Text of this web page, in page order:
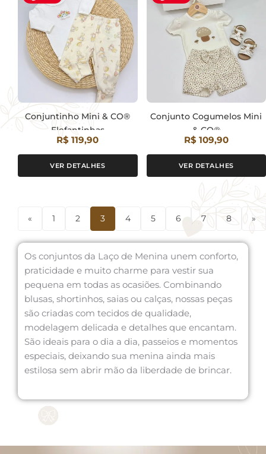
Conjuntinho Mini & CO®
Elefantinhas
R$ 119,90
VER DETALHES
Conjunto Cogumelos Mini
& CO®
R$ 109,90
VER DETALHES
« 1 2 3 4 5 6 7 8 »
Os conjuntos da Laço de Menina unem conforto,
praticidade e muito charme para vestir sua
pequena em todas as ocasiões. Combinando
blusas, shortinhos, saias ou calças, nossas peças
são criadas com tecidos de qualidade,
modelagem delicada e detalhes que encantam.
São ideais para o dia a dia, passeios e momentos
especiais, deixando sua menina ainda mais
estilosa sem abrir mão da liberdade de brincar.